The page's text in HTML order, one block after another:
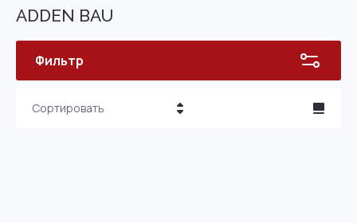
ADDEN BAU
Фильтр
Сортировать